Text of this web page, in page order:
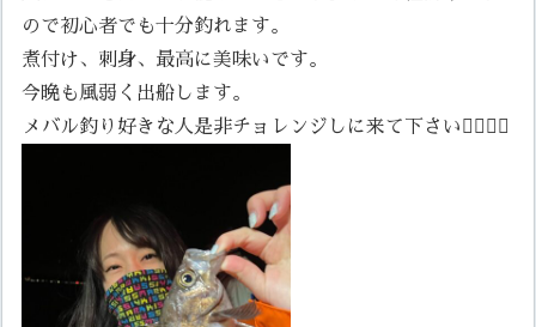
ので初心者でも十分釣れます。
煮付け、刺身、最高に美味いです。
今晩も風弱く出船します。
メバル釣り好きな人是非チョレンジしに来て下さい🙇‍♀️🙇‍♀️